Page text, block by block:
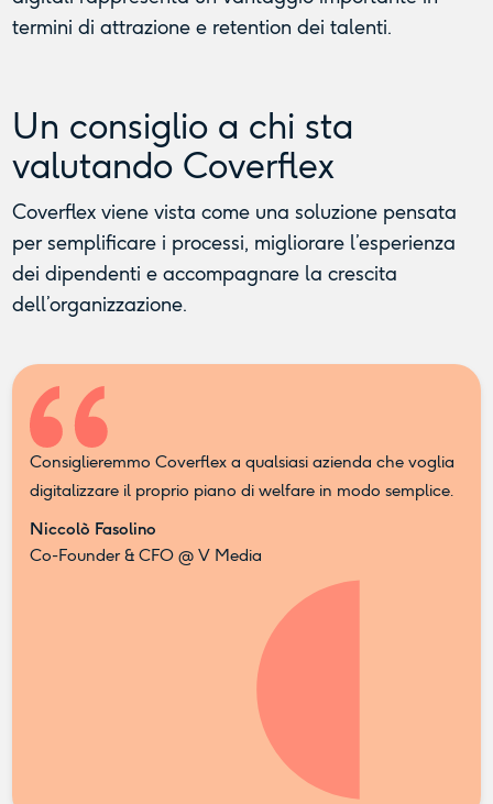
termini di attrazione e retention dei talenti.
Un consiglio a chi sta
valutando Coverflex
Coverflex viene vista come una soluzione pensata
per semplificare i processi, migliorare l’esperienza
dei dipendenti e accompagnare la crescita
dell’organizzazione.
Consiglieremmo Coverflex a qualsiasi azienda che voglia
digitalizzare il proprio piano di welfare in modo semplice.
Niccolò Fasolino
Co-Founder & CFO @ V Media